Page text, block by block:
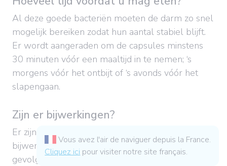
Al deze goede bacteriën moeten de darm zo snel
mogelijk bereiken zodat hun aantal stabiel blijft.
Er wordt aangeraden om de capsules minstens
30 minuten vóór een maaltijd in te nemen; ‘s
morgens vóór het ontbijt of ‘s avonds vóór het
slapengaan.
Zijn er bijwerkingen?
Er zijn zelden bijwerkingen en eventuele
bijwerkingen zijn van korte duur. Deze zijn het
gevolg van de tijd die de microbiota nodig heeft
Vous avez l'air de naviguer depuis la France.
Cliquez ici pour visiter notre site français.